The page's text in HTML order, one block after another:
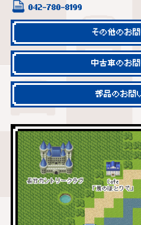
042-780-8199
その他のお
中古車のお
部品のお問